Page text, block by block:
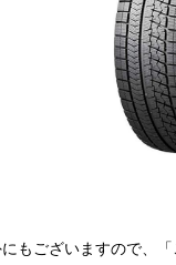
もございますので、